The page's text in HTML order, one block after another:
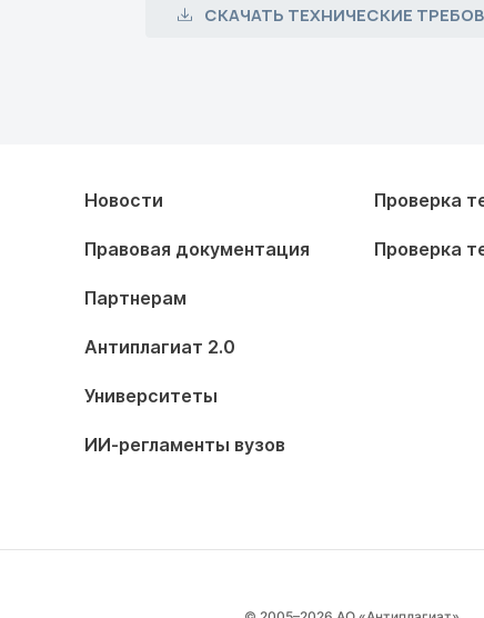
СКАЧАТЬ ТЕХНИЧЕСКИЕ
Новости
Правовая документация
Партнерам
Антиплагиат 2.0
Университеты
ИИ-регламенты вузов
Проверка
Проверка